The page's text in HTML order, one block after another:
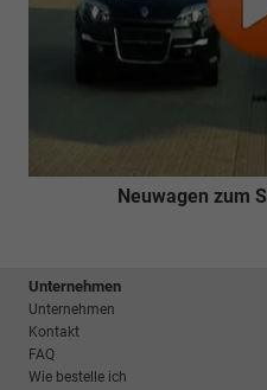
Neuwagen zum
Unternehmen
Unternehmen
Kontakt
FAQ
Wie bestelle ich